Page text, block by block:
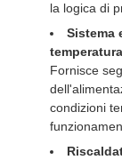
la logica di
Sistema
temperatura
Fornisce
condizioni